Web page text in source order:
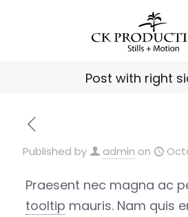
Post with right
Published by admin on
Praesent nec magna ac
tooltip mauris. Nam quis